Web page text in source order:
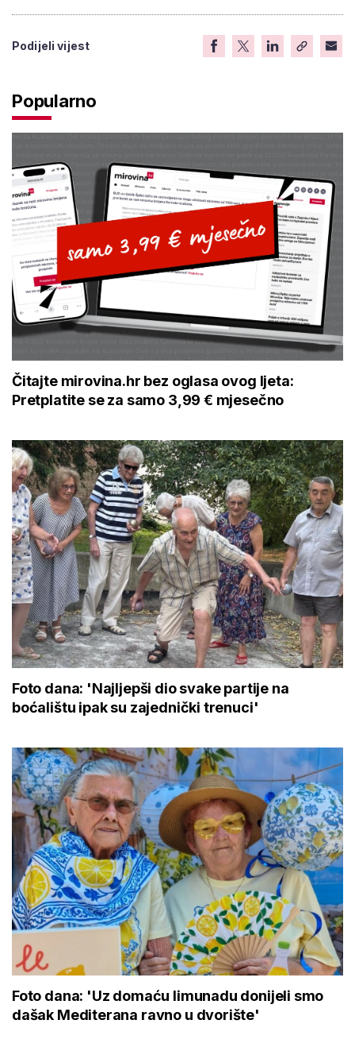
Podijeli vijest
Popularno
Čitajte mirovina.hr bez oglasa ovog ljeta:
Pretplatite se za samo 3,99 € mjesečno
Foto dana: 'Najljepši dio svake partije na
boćalištu ipak su zajednički trenuci'
Foto dana: 'Uz domaću limunadu donijeli smo
dašak Mediterana ravno u dvorište'